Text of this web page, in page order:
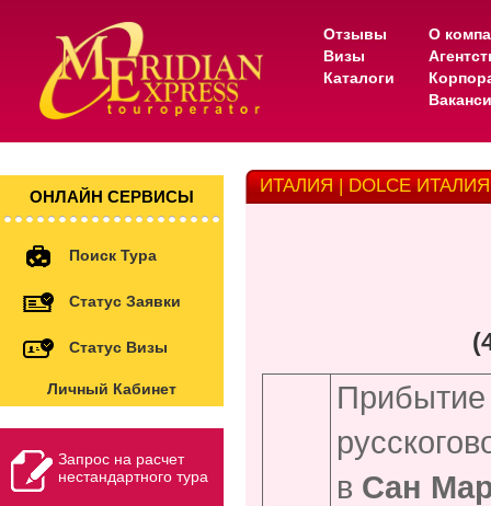
Отзывы
Визы
Каталоги
О
ОНЛАЙН СЕРВИСЫ
Поиск Тура
Статус Заявки
Статус Визы
Личный Кабинет
Запрос на расчет
нестандартного тура
ИТАЛИЯ | DOLCE ИТАЛИЯ
в Сан